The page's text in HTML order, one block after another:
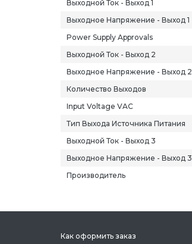
Выходной Ток - Выход 1
Выходное Напряжение - Выход 1
Power Supply Approvals
Выходной Ток - Выход 2
Выходное Напряжение - Выход 2
Количество Выходов
Input Voltage VAC
Тип Выхода Источника Питания
Выходной Ток - Выход 3
Выходное Напряжение - Выход 3
Производитель
Как оформить заказ